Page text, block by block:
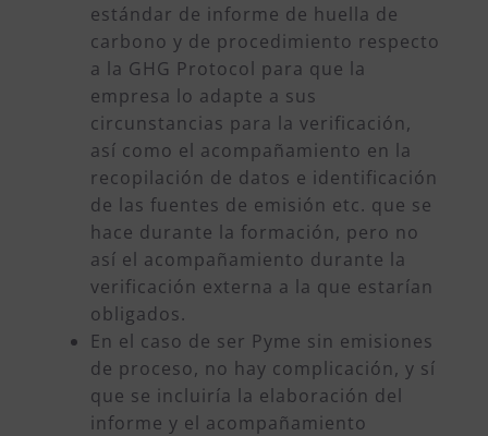
estándar de informe de huella de
carbono y de procedimiento respecto
a la GHG Protocol para que la
empresa lo adapte a sus
circunstancias para la verificación,
así como el acompañamiento en la
recopilación de datos e identificación
de las fuentes de emisión etc. que se
hace durante la formación, pero no
así el acompañamiento durante la
verificación externa a la que estarían
obligados.
En el caso de ser Pyme sin emisiones
de proceso, no hay complicación, y sí
que se incluiría la elaboración del
informe y el acompañamiento